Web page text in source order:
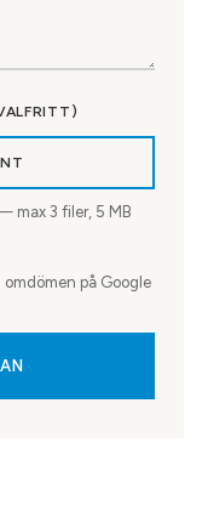
max 3 filer, 5 MB
på Google